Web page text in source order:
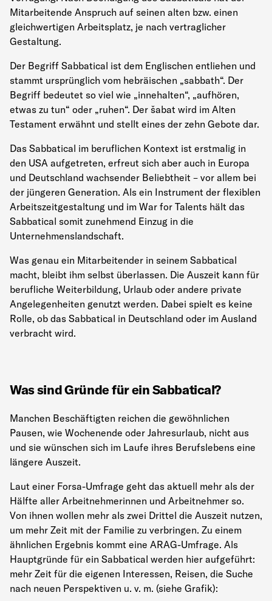
Mitarbeitende Anspruch auf seinen alten bzw. einen
gleichwertigen Arbeitsplatz, je nach vertraglicher
Gestaltung.
Der Begriff Sabbatical ist dem Englischen entliehen und
stammt ursprünglich vom hebräischen „sabbath“. Der
Begriff bedeutet so viel wie „innehalten“, „aufhören,
etwas zu tun“ oder „ruhen“. Der šabat wird im Alten
Testament erwähnt und stellt eines der zehn Gebote dar.
Das Sabbatical im beruflichen Kontext ist erstmalig in
den USA aufgetreten, erfreut sich aber auch in Europa
und Deutschland wachsender Beliebtheit – vor allem bei
der jüngeren Generation. Als ein Instrument der flexiblen
Arbeitszeitgestaltung und im War for Talents hält das
Sabbatical somit zunehmend Einzug in die
Unternehmenslandschaft.
Was genau ein Mitarbeitender in seinem Sabbatical
macht, bleibt ihm selbst überlassen. Die Auszeit kann für
berufliche Weiterbildung, Urlaub oder andere private
Angelegenheiten genutzt werden. Dabei spielt es keine
Rolle, ob das Sabbatical in Deutschland oder im Ausland
verbracht wird.
Was sind Gründe für ein Sabbatical?
Manchen Beschäftigten reichen die gewöhnlichen
Pausen, wie Wochenende oder Jahresurlaub, nicht aus
und sie wünschen sich im Laufe ihres Berufslebens eine
längere Auszeit.
Laut einer Forsa-Umfrage geht das aktuell mehr als der
Hälfte aller Arbeitnehmerinnen und Arbeitnehmer so.
Von ihnen wollen mehr als zwei Drittel die Auszeit nutzen,
um mehr Zeit mit der Familie zu verbringen. Zu einem
ähnlichen Ergebnis kommt eine ARAG-Umfrage. Als
Hauptgründe für ein Sabbatical werden hier aufgeführt:
mehr Zeit für die eigenen Interessen, Reisen, die Suche
nach neuen Perspektiven u. v. m. (siehe Grafik):